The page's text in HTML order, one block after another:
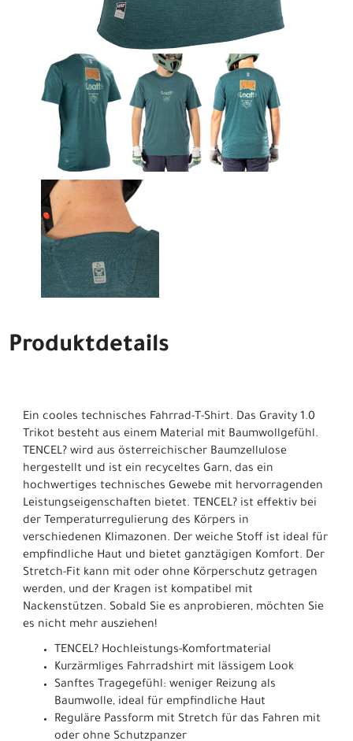
Produktdetails
Ein cooles technisches Fahrrad-T-Shirt. Das Gravity 1.0
Trikot besteht aus einem Material mit Baumwollgefühl.
TENCEL? wird aus österreichischer Baumzellulose
hergestellt und ist ein recyceltes Garn, das ein
hochwertiges technisches Gewebe mit hervorragenden
Leistungseigenschaften bietet. TENCEL? ist effektiv bei
der Temperaturregulierung des Körpers in
verschiedenen Klimazonen. Der weiche Stoff ist ideal für
empfindliche Haut und bietet ganztägigen Komfort. Der
Stretch-Fit kann mit oder ohne Körperschutz getragen
werden, und der Kragen ist kompatibel mit
Nackenstützen. Sobald Sie es anprobieren, möchten Sie
es nicht mehr ausziehen!
TENCEL? Hochleistungs-Komfortmaterial
Kurzärmliges Fahrradshirt mit lässigem Look
Sanftes Tragegefühl: weniger Reizung als
Baumwolle, ideal für empfindliche Haut
Reguläre Passform mit Stretch für das Fahren mit
oder ohne Schutzpanzer